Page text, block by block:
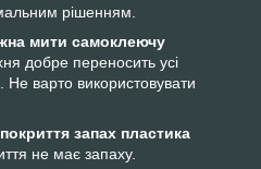
рішенням.
мити самоклеючу
добре переносить усі
Не варто використовувати
запах пластика
не має запаху.